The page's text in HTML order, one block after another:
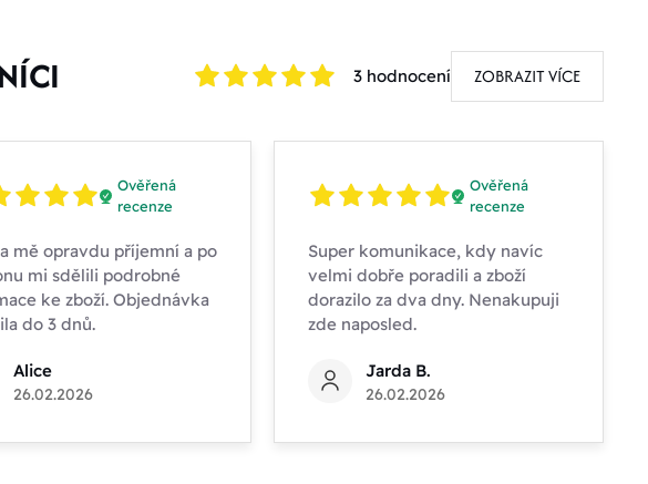
3 hodnocení ZOBRAZIT VÍCE
Ověřená
recenze
mě opravdu příjemní a po
mi sdělili podrobné
ke zboží. Objednávka
do 3 dnů.
Alice
26.02.2026
Ověřená
recenze
Super komunikace, kdy navíc
velmi dobře poradili a zboží
dorazilo za dva dny. Nenakupuji
zde naposled.
Jarda B.
26.02.2026